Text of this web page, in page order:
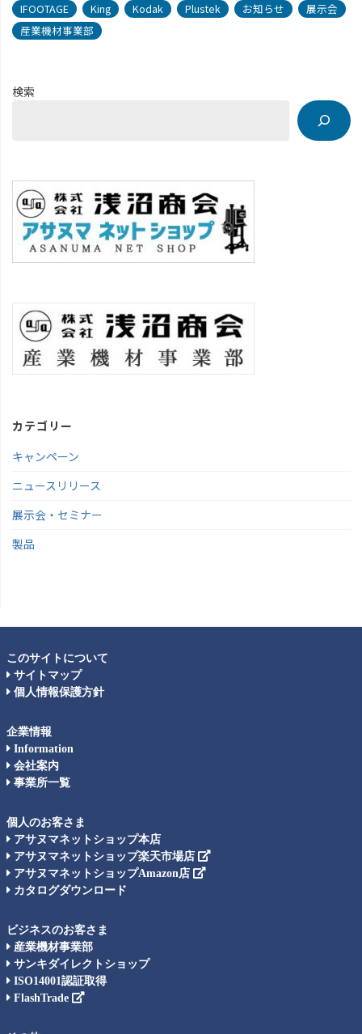
IFOOTAGE
King Kodak Plustek お知らせ
展示会
産業機材事業部
検索
カテゴリー
キャンペーン
ニュースリリース
展示会・セミナー
製品
このサイトについて
サイトマップ
個人情報保護方針
企業情報
Information
会社案内
事業所一覧
個人のお客さま
アサヌマネットショップ本店
アサヌマネットショップ楽天市場店
アサヌマネットショップAmazon店
カタログダウンロード
ビジネスのお客さま
産業機材事業部
サンキダイレクトショップ
ISO14001認証取得
FlashTrade